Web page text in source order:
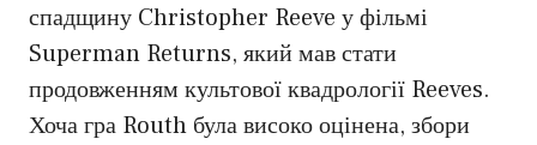
спадщину Christopher Reeve у фільмі
Superman Returns, який мав стати
продовженням культової квадрології Reeves.
Хоча гра Routh була високо оцінена, збори